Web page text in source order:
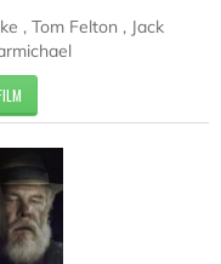
, Tom Felton , Jack